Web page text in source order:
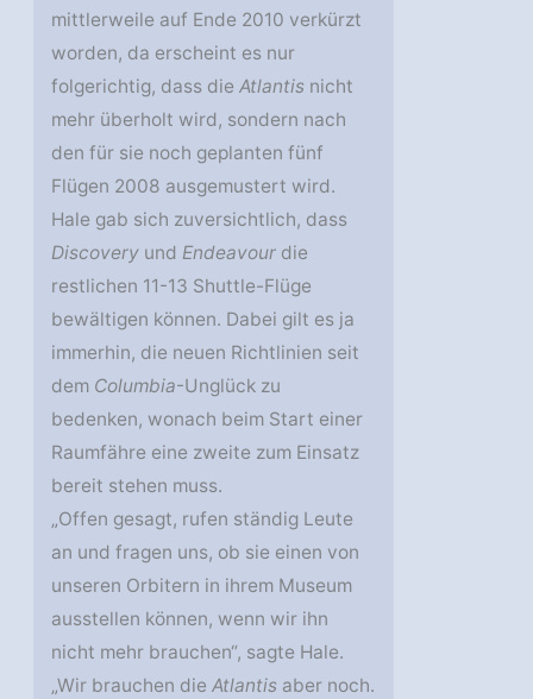
mittlerweile auf Ende 2010 verkürzt
worden, da erscheint es nur
folgerichtig, dass dieAtlantis nicht
mehr überholt wird, sondern nach
den für sie noch geplanten fünf
Flügen 2008 ausgemustert wird.
Hale gab sich zuversichtlich, dass
Discovery undEndeavour die
restlichen 11-13 Shuttle-Flüge
bewältigen können. Dabei gilt es ja
immerhin, die neuen Richtlinien seit
dem Columbia-Unglück zu
bedenken, wonach beim Start einer
Raumfähre eine zweite zum Einsatz
bereit stehen muss.
„Offen gesagt, rufen ständig Leute
an und fragen uns, ob sie einen von
unseren Orbitern in ihrem Museum
ausstellen können, wenn wir ihn
nicht mehr brauchen“, sagte Hale.
„Wir brauchen dieAtlantis aber noch.